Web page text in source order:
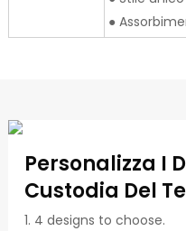
●
Personalizza I
Custodia Del
1. 4 designs to choose.